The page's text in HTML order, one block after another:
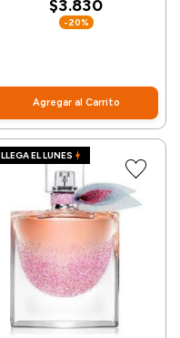
$3.830
-20%
Agregar al Carrito
LLEGA EL LUNES